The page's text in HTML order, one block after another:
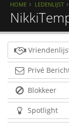
HOME LEDENLIJST
Privé
Blokkeer
Spotlight